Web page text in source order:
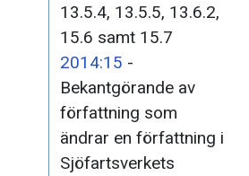
13.5.4, 13.5.5, 13.6.2,
15.6 samt 15.7
2014:15 -
Bekantgörande av
författning som
ändrar en författning i
Sjöfartsverkets